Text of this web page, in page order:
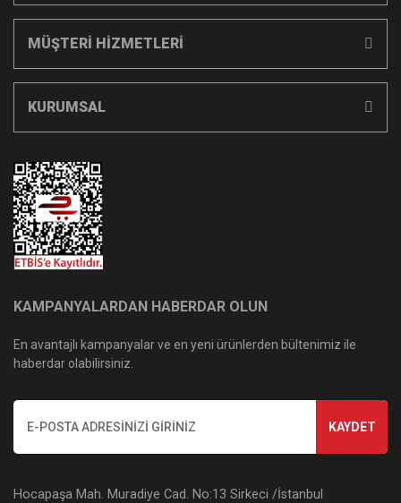
MÜŞTERİ HİZMETLERİ
KURUMSAL
KAMPANYALARDAN HABERDAR OLUN
En avantajlı kampanyalar ve en yeni ürünlerden bültenimiz ile
haberdar olabilirsiniz.
KAYDET
Hocapaşa Mah. Muradiye Cad. No:13 Sirkeci /İstanbul